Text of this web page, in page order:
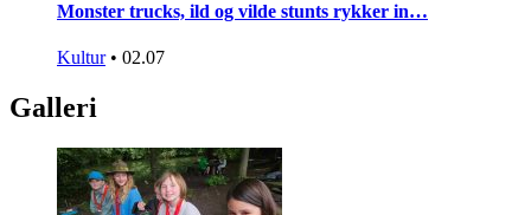
Monster trucks, ild og vilde stunts rykker in…
Kultur • 02.07
Galleri